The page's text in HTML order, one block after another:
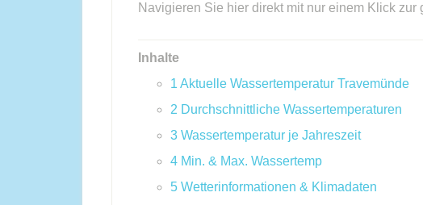
Navigieren Sie hier direkt mit nur einem Klick zur
Inhalte
1 Aktuelle Wassertemperatur Travemünde
2 Durchschnittliche Wassertemperaturen
3 Wassertemperatur je Jahreszeit
4 Min. & Max. Wassertemp
5 Wetterinformationen & Klimadaten